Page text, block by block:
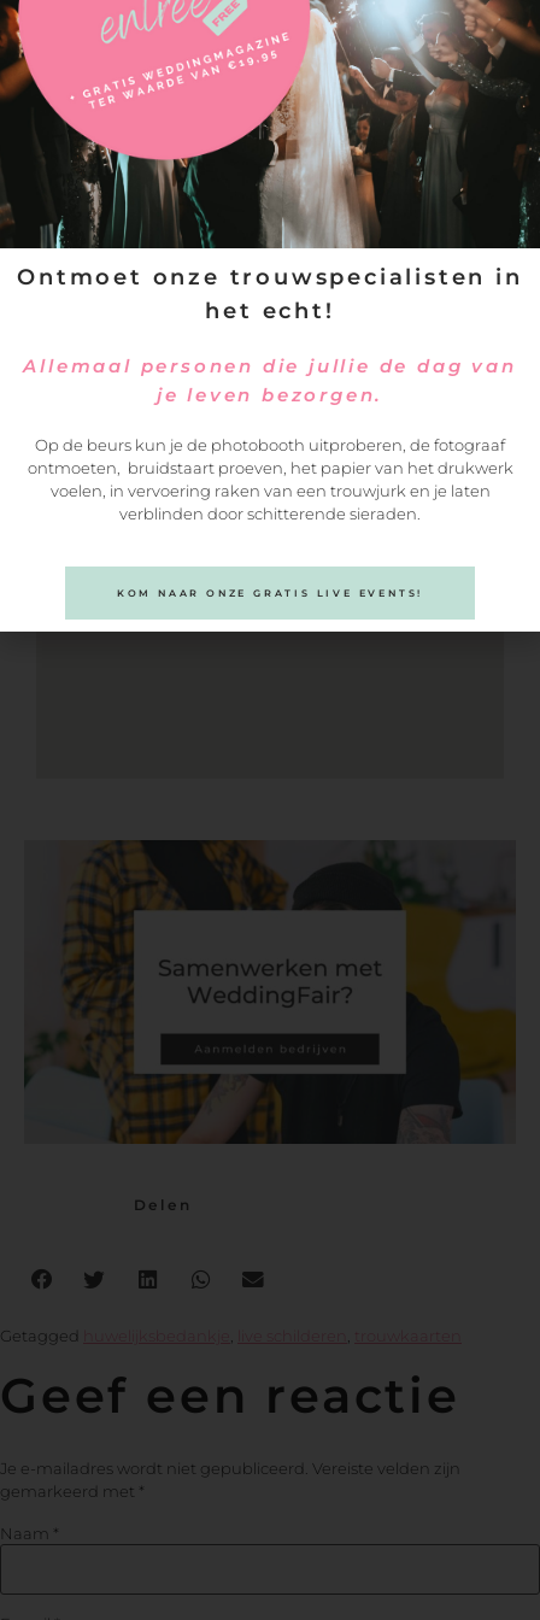
Studio Tante Lien | Live Portret
Schilderen
Amsterdam
Informatie of afspraak
I’d love to hear from you!
Ik vind het leuk om wat van je te horen…. Wees dus geen
vreemde en gebruik het formulier op deze pagina om contact
Delen
Getagged , live schilderen , trouwkaarten
Geef een reactie
Je e-mailadres wordt niet gepubliceerd. Vereiste velden zijn
gemarkeerd met *
Naam *
Ontmoet onze trouwspecialisten in
het echt!
Allemaal personen die jullie de dag van
je leven bezorgen.
Op de beurs kun je de photobooth uitproberen, de fotograaf
ontmoeten, bruidstaart proeven, het papier van het drukwerk
voelen, in vervoering raken van een trouwjurk en je laten
verblinden door schitterende sieraden.
KOM NAAR ONZE GRATIS LIVE EVENTS!